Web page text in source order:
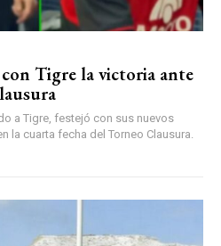
Tigre la victoria ante
a Tigre, festejó con sus nuevos
la cuarta fecha del Torneo Clausura.